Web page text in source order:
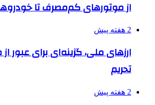
از موتورهای کم‌مصرف تا
2 هفته پیش
ارزهای ملی، گزینه‌ای برای عبور
تحریم
2 هفته پیش